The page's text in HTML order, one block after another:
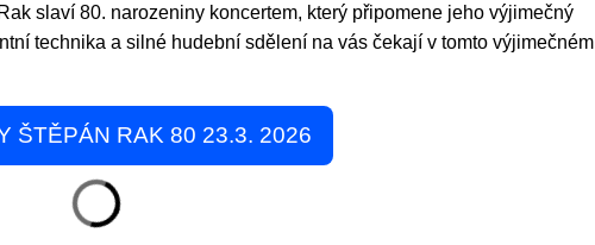
slaví 80. narozeniny koncertem, který připomene jeho výjimečný
technika a silné hudební sdělení na vás čekají v tomto výjimečném
ŠTĚPÁN RAK 80 23.3. 2026